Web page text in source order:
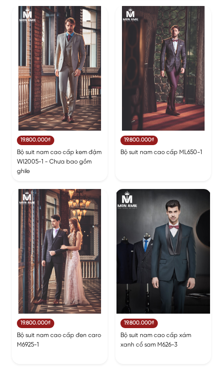
19.800.000₫
Bộ suit nam cao cấp kem đậm
WI2005-1 - Chưa bao gồm
ghile
19.800.000₫
Bộ suit nam cao cấp ML650-1
19.800.000₫
Bộ suit nam cao cấp đen caro
M6925-1
19.800.000₫
Bộ suit nam cao cấp xám
xanh cổ sam M626-3